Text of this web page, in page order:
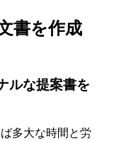
書を作成
ルな提案書を
多大な時間と労